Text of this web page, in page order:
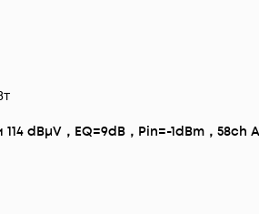
dBμV，EQ=9dB，Pin=-1dBm，58ch